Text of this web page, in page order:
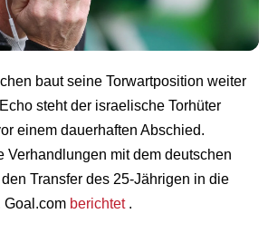
baut seine Torwartposition weiter
steht der israelische Torhüter
einem dauerhaften Abschied.
Verhandlungen mit dem deutschen
Transfer des 25-Jährigen in die
Goal.com berichtet.